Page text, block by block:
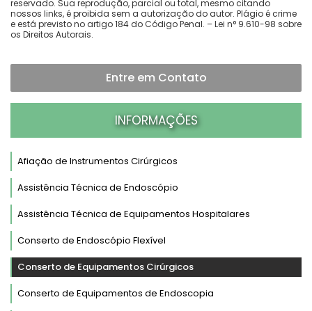
reservado. Sua reprodução, parcial ou total, mesmo citando
nossos links, é proibida sem a autorização do autor. Plágio é crime
e está previsto no artigo 184 do Código Penal. –Lei n° 9.610-98 sobre
os Direitos Autorais.
Entre em Contato
INFORMAÇÕES
Afiação de Instrumentos Cirúrgicos
Assistência Técnica de Endoscópio
Assistência Técnica de Equipamentos Hospitalares
Conserto de Endoscópio Flexível
Conserto de Equipamentos Cirúrgicos
Conserto de Equipamentos de Endoscopia